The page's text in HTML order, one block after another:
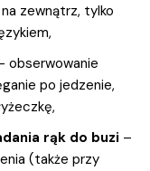
zewnątrz, tylko
obserwowanie
po jedzenie,
rąk do buzi –
(także przy